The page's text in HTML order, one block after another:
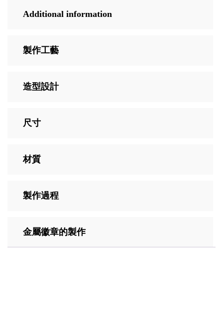
Additional information
製作工藝
造型設計
尺寸
材質
製作過程
金屬徽章的製作